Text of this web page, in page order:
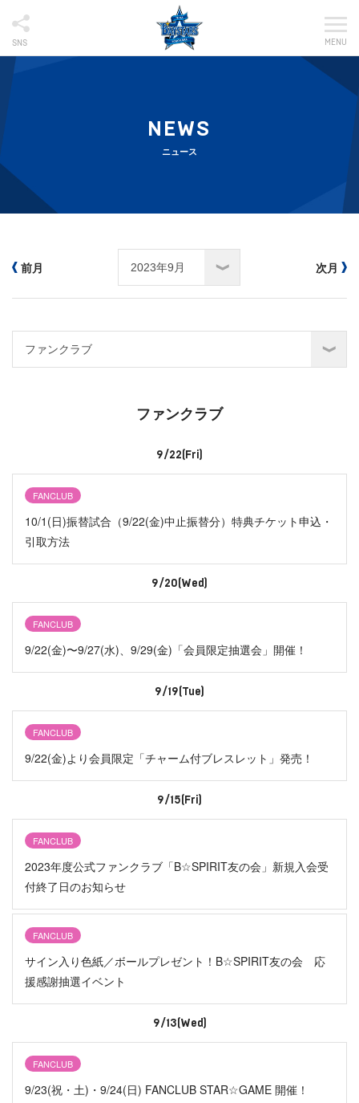
SNS MENU
NEWS
ニュース
前月 次月
ファンクラブ
9/22(Fri)
FANCLUB
10/1(日)振替試合（9/22(金)中止振替分）特典チケット申込・
引取方法
9/20(Wed)
FANCLUB
9/22(金)〜9/27(水)、9/29(金)「会員限定抽選会」開催！
9/19(Tue)
FANCLUB
9/22(金)より会員限定「チャーム付ブレスレット」発売！
9/15(Fri)
FANCLUB
2023年度公式ファンクラブ「B☆SPIRIT友の会」新規入会受
付終了日のお知らせ
FANCLUB
サイン入り色紙／ボールプレゼント！B☆SPIRIT友の会 応
援感謝抽選イベント
9/13(Wed)
FANCLUB
9/23(祝・土)・9/24(日) FANCLUB STAR☆GAME 開催！